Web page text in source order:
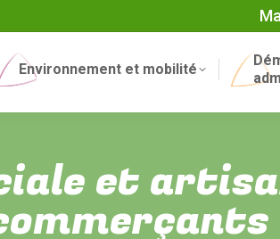
Environnement et mobilité
et